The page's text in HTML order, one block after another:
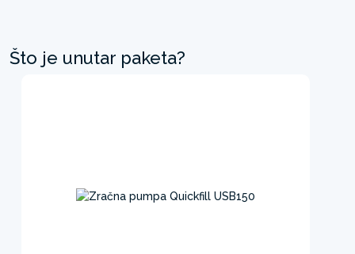
Što je unutar paketa?